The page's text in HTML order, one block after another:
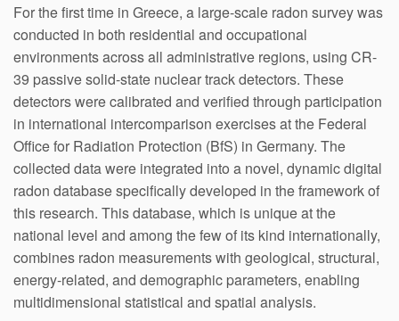
For the first time in Greece, a large-scale radon survey was
conducted in both residential and occupational
environments across all administrative regions, using CR-
39 passive solid-state nuclear track detectors. These
detectors were calibrated and verified through participation
in international intercomparison exercises at the Federal
Office for Radiation Protection (BfS) in Germany. The
collected data were integrated into a novel, dynamic digital
radon database specifically developed in the framework of
this research. This database, which is unique at the
national level and among the few of its kind internationally,
combines radon measurements with geological, structural,
energy-related, and demographic parameters, enabling
multidimensional statistical and spatial analysis.